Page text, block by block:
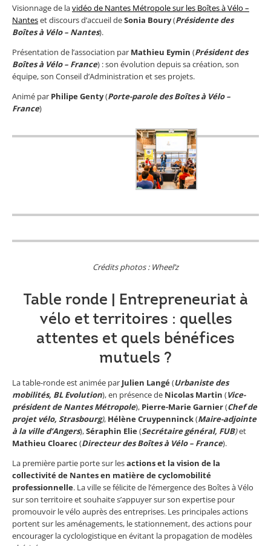
Visionnage de lavidéo de Nantes Métropole sur les Boîtes à Vélo –
Nanteset discours d’accueil deSonia Boury(Présidente des
Boîtes à Vélo – Nantes).
Présentation de l’association par Mathieu Eymin (Président des
Boîtes à Vélo – France) : son évolution depuis sa création, son
équipe, son Conseil d’Administration et ses projets.
Animé par Philipe Genty(Porte-parole des Boîtes à Vélo –
France)
Crédits photos : Wheel’z
Table ronde | Entrepreneuriat à
vélo et territoires : quelles
attentes et quels bénéfices
mutuels ?
La table-ronde est animée par Julien Langé(Urbaniste des
mobilités, BL Evolution), en présence de Nicolas Martin (Vice-
président de Nantes Métropole), Pierre-Marie Garnier(Chef de
projet vélo, Strasbourg), Hélène Cruypenninck(Maire-adjointe
à la ville d’Angers),Séraphin Elie(Secrétaire général, FUB)et
Mathieu Cloarec (Directeur des Boîtes à Vélo – France).
La première partie porte sur lesactions et la vision de la
collectivité de Nantes en matière de cyclomobilité
professionnelle. La ville se félicite de l’émergence des Boîtes à Vélo
sur son territoire et souhaite s’appuyer sur son expertise pour
promouvoir le vélo auprès des entreprises. Les principales actions
portent sur les aménagements, le stationnement, des actions pour
encourager la cyclologistique en évitant la propagation de modèles